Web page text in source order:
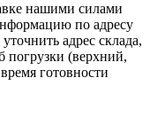
нашими силами
по адресу
адрес склада,
погрузки (верхний,
готовности